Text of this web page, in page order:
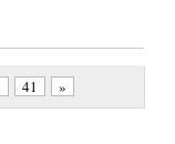
41 »